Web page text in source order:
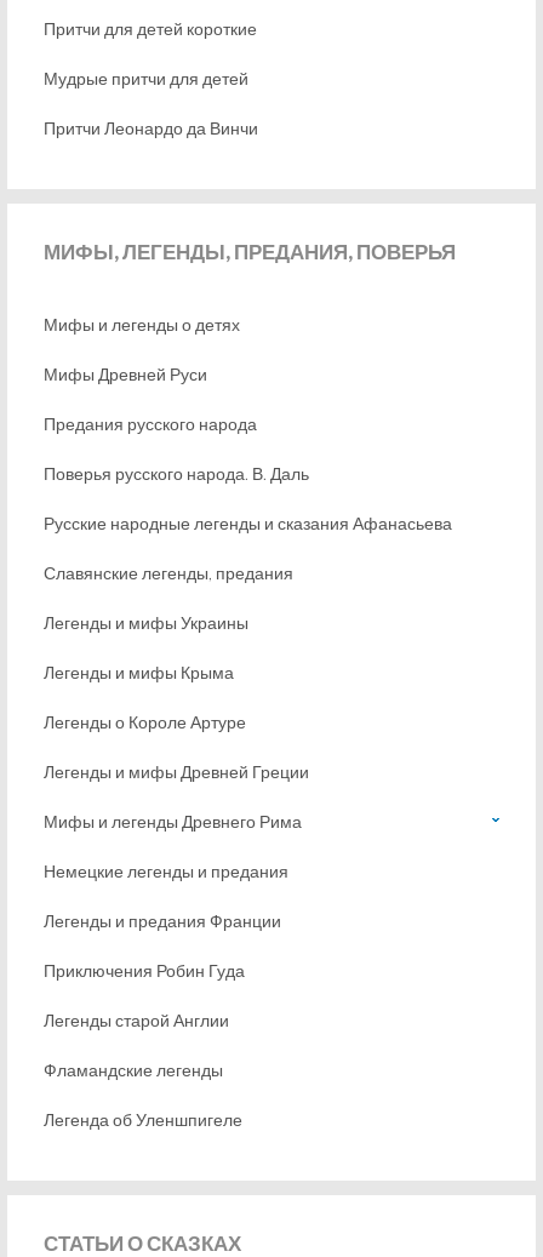
Притчи для детей короткие
Мудрые притчи для детей
Притчи Леонардо да Винчи
МИФЫ,ЛЕГЕНДЫ, ПРЕДАНИЯ, ПОВЕРЬЯ
Мифы и легенды о детях
Мифы Древней Руси
Предания русского народа
Поверья русского народа. В. Даль
Русские народные легенды и сказания Афанасьева
Славянские легенды, предания
Легенды и мифы Украины
Легенды и мифы Крыма
Легенды о Короле Артуре
Легенды и мифы Древней Греции
Мифы и легенды Древнего Рима
Немецкие легенды и предания
Легенды и предания Франции
Приключения Робин Гуда
Легенды старой Англии
Фламандские легенды
Легенда об Уленшпигеле
СТАТЬИО СКАЗКАХ